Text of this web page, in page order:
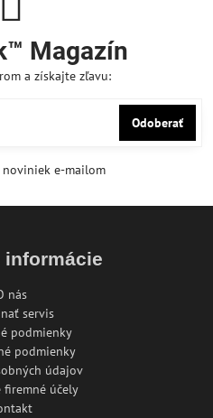
Magazín
a získajte zľavu:
Odoberať
e-mailom
informácie
nás
servis
podmienky
podmienky
údajov
firemné účely